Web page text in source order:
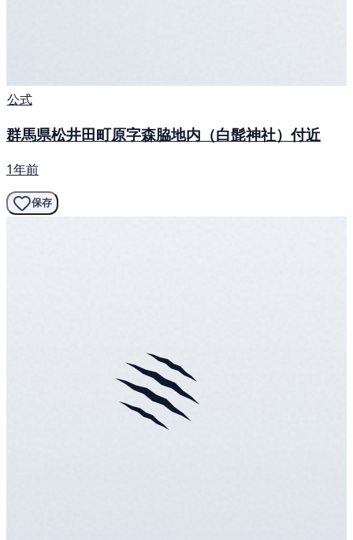
公式
群馬県松井田町原字森脇地内（白髭神社）付近
1年前
保存